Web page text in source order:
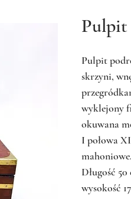
Pulpit
Pulpit
skrzyni,
wyklejony
okuwana
I połowa
mahoniowe.
Długość
wysokość